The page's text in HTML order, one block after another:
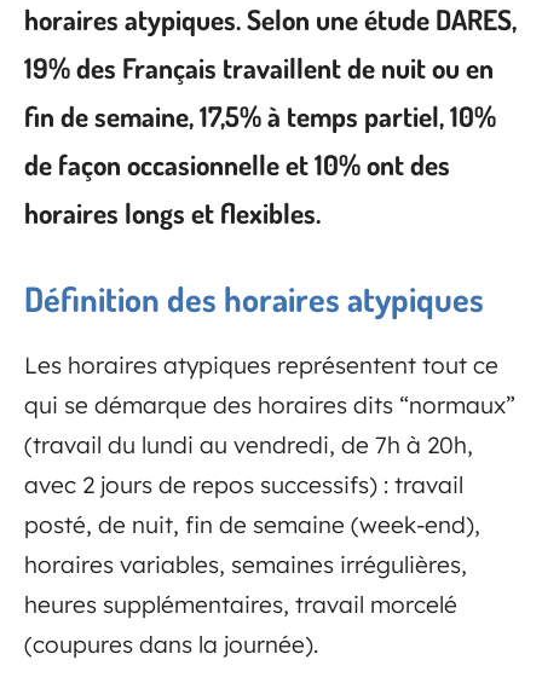
horaires atypiques. Selon une étude DARES,
19% des Français travaillent de nuit ou en
fin de semaine, 17,5% à temps partiel, 10%
de façon occasionnelle et 10% ont des
horaires longs et flexibles.
Définition des horaires atypiques
Les horaires atypiques représentent tout ce
qui se démarque des horaires dits “normaux”
(travail du lundi au vendredi, de 7h à 20h,
avec 2 jours de repos successifs) : travail
posté, de nuit, fin de semaine (week-end),
horaires variables, semaines irrégulières,
heures supplémentaires, travail morcelé
(coupures dans la journée).